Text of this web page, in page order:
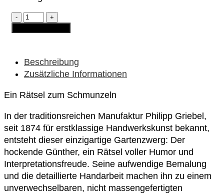
Gartenzwerg
-
"Der
Menge
Beschreibung
Zusätzliche Informationen
Ein Rätsel zum Schmunzeln
In der traditionsreichen Manufaktur Philipp Griebel,
seit 1874 für erstklassige Handwerkskunst bekannt,
entsteht dieser einzigartige Gartenzwerg: Der
hockende Günther, ein Rätsel voller Humor und
Interpretationsfreude. Seine aufwendige Bemalung
und die detaillierte Handarbeit machen ihn zu einem
unverwechselbaren, nicht massengefertigten